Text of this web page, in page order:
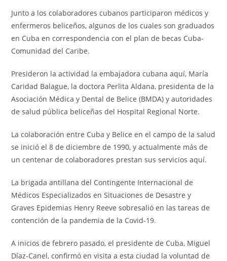
Junto a los colaboradores cubanos participaron médicos y
enfermeros beliceños, algunos de los cuales son graduados
en Cuba en correspondencia con el plan de becas Cuba-
Comunidad del Caribe.
Presideron la actividad la embajadora cubana aquí, María
Caridad Balague, la doctora Perlita Aldana, presidenta de la
Asociación Médica y Dental de Belice (BMDA) y autoridades
de salud pública beliceñas del Hospital Regional Norte.
La colaboración entre Cuba y Belice en el campo de la salud
se inició el 8 de diciembre de 1990, y actualmente más de
un centenar de colaboradores prestan sus servicios aquí.
La brigada antillana del Contingente Internacional de
Médicos Especializados en Situaciones de Desastre y
Graves Epidemias Henry Reeve sobresalió en las tareas de
contención de la pandemia de la Covid-19.
A inicios de febrero pasado, el presidente de Cuba, Miguel
Díaz-Canel, confirmó en visita a esta ciudad la voluntad de